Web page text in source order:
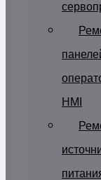
HMI